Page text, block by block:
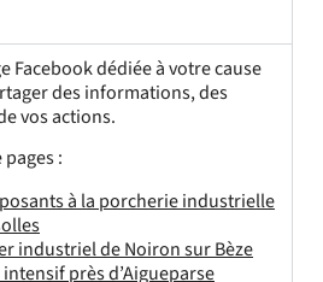
Facebook dédiée à votre cause
des informations, des
vos actions.
:
à la porcherie industrielle
industriel de Noiron sur Bèze
intensif près d’Aigueparse